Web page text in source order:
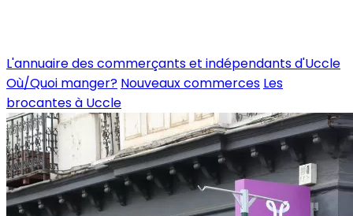
L'annuaire des commerçants et indépendants d'Uccle
Où/Quoi manger? Nouveaux commerces Les
brocantes à Uccle